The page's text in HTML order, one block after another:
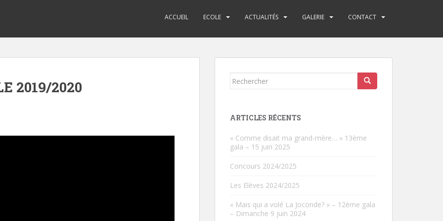
ACCUEIL ECOLE ACTUALITÉS GALERIE CONTACT
2019/2020
Rechercher...
ARTICLES RÉCENTS
« Comme disait ma grand-mère… » 13ème
gala – 15 juin 2025
Concours 2024/2025
Les Elèves 2024/2025
« Mais qui a volé La Joconde? » – 12ème gala
– Dimanche 9 juin 2024